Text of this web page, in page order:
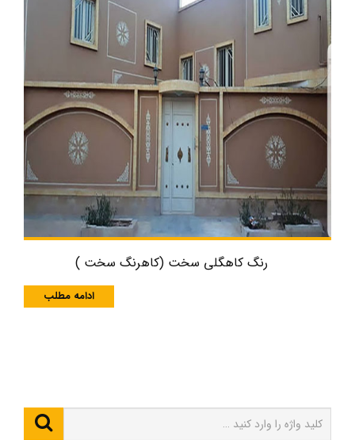
رنگ کاهگلی سخت (کاهرنگ سخت )
ادامه مطلب